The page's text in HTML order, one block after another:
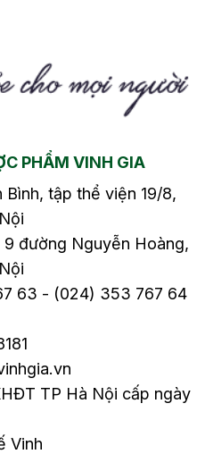
từ sớm trong bài viết
sau nhé.
PHẨM VINH GIA
Bình, tập thể viện 19/8,
đường Nguyễn Hoàng,
63 - (024) 353 767 64
TP Hà Nội cấp ngày
Vinh